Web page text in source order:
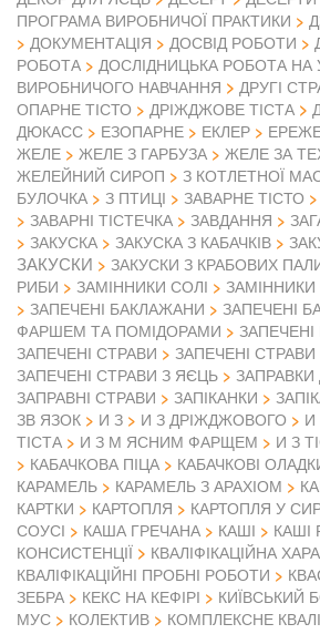
ПРОГРАМА ВИРОБНИЧОЇ ПРАКТИКИ
ДОКУМЕНТАЦІЯ
ДОСВІД РОБОТИ
РОБОТА
ДОСЛІДНИЦЬКА РОБОТА НА
ВИРОБНИЧОГО НАВЧАННЯ
ДРУГІ
ОПАРНЕ ТІСТО
ДРІЖДЖОВЕ ТІСТА
ДЮКАСС
ЕЗОПАРНЕ ЕКЛЕР
ЖЕЛЕ
ЖЕЛЕ З ГАРБУЗА
ЖЕЛЕ ЗА
ЖЕЛЕЙНИЙ СИРОП
З КОТЛЕТНОЇ
БУЛОЧКА
З ПТИЦІ ЗАВАРНЕ ТІСТО
ЗАВАРНІ ТІСТЕЧКА
ЗАВДАННЯ
ЗАКУСКА
ЗАКУСКА З КАБАЧКІВ
ЗАКУСКИ ЗАКУСКИ З КРАБОВИХ
РИБИ
ЗАМІННИКИ СОЛІ
ЗАПЕЧЕНІ БАКЛАЖАНИ
ЗАПЕЧЕНІ
ФАРШЕМ ТА ПОМІДОРАМИ
ЗАПЕЧЕНІ СТРАВИ
ЗАПЕЧЕНІ
ЗАПЕЧЕНІ СТРАВИ З ЯЄЦЬ
ЗАПРАВКИ
ЗАПРАВНІ СТРАВИ
ЗАПІКАНКИ
ЗВ ЯЗОК
И З И З ДРІЖДЖОВОГО
И
ТІСТА
И З М ЯСНИМ ФАРЩЕМ И З
КАБАЧКОВА ПІЦА
КАБАЧКОВІ
КАРАМЕЛЬ
КАРАМЕЛЬ З АРАХІОМ
КАРТКИ
КАРТОПЛЯ
КАРТОПЛЯ У
СОУСІ
КАША ГРЕЧАНА КАШІ
КАШІ
КОНСИСТЕНЦІЇ
КВАЛІФІКАЦІЙНА
КВАЛІФІКАЦІЙНІ ПРОБНІ РОБОТИ
ЗЕБРА
КЕКС НА КЕФІРІ КИЇВСЬКИЙ
МУС
КОЛЕКТИВ
КОМПЛЕКСНЕ